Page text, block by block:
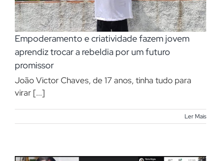
Empoderamento e criatividade fazem jovem
aprendiz trocar a rebeldia por um futuro
promissor
João Victor Chaves, de 17 anos, tinha tudo para
virar [...]
Ler Mais